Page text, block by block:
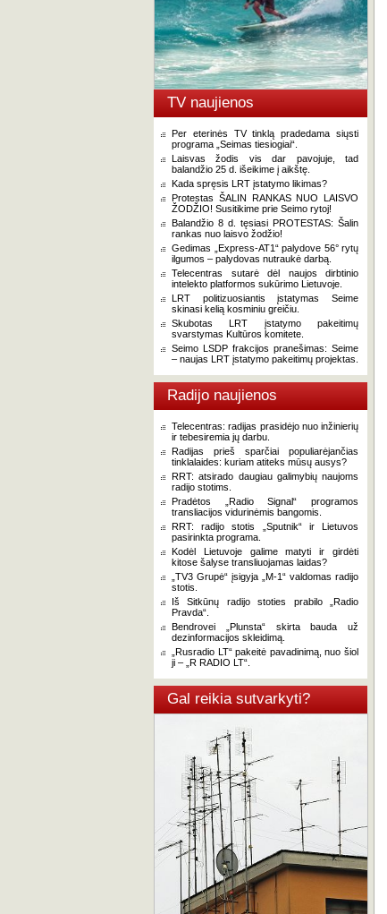
TV naujienos
Per eterinės TV tinklą pradedama siųsti
programa „Seimas tiesiogiai“.
Laisvas žodis vis dar pavojuje, tad
balandžio 25 d. išeikime į aikštę.
Kada spręsis LRT įstatymo likimas?
Protestas ŠALIN RANKAS NUO LAISVO
ŽODŽIO! Susitikime prie Seimo rytoj!
Balandžio 8 d. tęsiasi PROTESTAS: Šalin
rankas nuo laisvo žodžio!
Gedimas „Express-AT1“ palydove 56° rytų
ilgumos – palydovas nutraukė darbą.
Telecentras sutarė dėl naujos dirbtinio
intelekto platformos sukūrimo Lietuvoje.
LRT politizuosiantis įstatymas Seime
skinasi kelią kosminiu greičiu.
Skubotas LRT įstatymo pakeitimų
svarstymas Kultūros komitete.
Seimo LSDP frakcijos pranešimas: Seime
– naujas LRT įstatymo pakeitimų projektas.
Radijo naujienos
Telecentras: radijas prasidėjo nuo inžinierių
ir tebesiremia jų darbu.
Radijas prieš sparčiai populiarėjančias
tinklalaides: kuriam atiteks mūsų ausys?
RRT: atsirado daugiau galimybių naujoms
radijo stotims.
Pradėtos „Radio Signal“ programos
transliacijos vidurinėmis bangomis.
RRT: radijo stotis „Sputnik“ ir Lietuvos
pasirinkta programa.
Kodėl Lietuvoje galime matyti ir girdėti
kitose šalyse transliuojamas laidas?
„TV3 Grupė“ įsigyja „M-1“ valdomas radijo
stotis.
Iš Sitkūnų radijo stoties prabilo „Radio
Pravda“.
Bendrovei „Plunsta“ skirta bauda už
dezinformacijos skleidimą.
„Rusradio LT“ pakeitė pavadinimą, nuo šiol
ji – „R RADIO LT“.
Gal reikia sutvarkyti?